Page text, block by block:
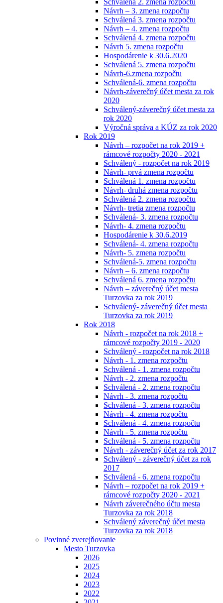
Schválená 2. zmena rozpočtu
Návrh – 3. zmena rozpočtu
Schválená 3. zmena rozpočtu
Návrh – 4. zmena rozpočtu
Schválená 4. zmena rozpočtu
Návrh 5. zmena rozpočtu
Hospodárenie k 30.6.2020
Schválená 5. zmena rozpočtu
Návrh-6.zmena rozpočtu
Schválená-6. zmena rozpočtu
Návrh-záverečný účet mesta za rok
2020
Schválený-záverečný účet mesta za
rok 2020
Výročná správa a KÚZ za rok 2020
Rok 2019
Návrh – rozpočet na rok 2019 +
rámcové rozpočty 2020 - 2021
Schválený - rozpočet na rok 2019
Návrh- prvá zmena rozpočtu
Schválená 1. zmena rozpočtu
Návrh- druhá zmena rozpočtu
Schválená 2. zmena rozpočtu
Návrh- tretia zmena rozpočtu
Schválená- 3. zmena rozpočtu
Návrh- 4. zmena rozpočtu
Hospodárenie k 30.6.2019
Schválená- 4. zmena rozpočtu
Návrh- 5. zmena rozpočtu
Schválená-5. zmena rozpočtu
Návrh – 6. zmena rozpočtu
Schválená 6. zmena rozpočtu
Návrh – záverečný účet mesta
Turzovka za rok 2019
Schválený- záverečný účet mesta
Turzovka za rok 2019
Rok 2018
Návrh - rozpočet na rok 2018 +
rámcové rozpočty 2019 - 2020
Schválený - rozpočet na rok 2018
Návrh - 1. zmena rozpočtu
Schválená - 1. zmena rozpočtu
Návrh - 2. zmena rozpočtu
Schválená - 2. zmena rozpočtu
Návrh - 3. zmena rozpočtu
Schválená - 3. zmena rozpočtu
Návrh - 4. zmena rozpočtu
Schválená - 4. zmena rozpočtu
Návrh - 5. zmena rozpočtu
Schválená - 5. zmena rozpočtu
Návrh - záverečný účet za rok 2017
Schválený - záverečný účet za rok
2017
Schválená - 6. zmena rozpočtu
Návrh – rozpočet na rok 2019 +
rámcové rozpočty 2020 - 2021
Návrh záverečného účtu mesta
Turzovka za rok 2018
Schválený záverečný účet mesta
Turzovka za rok 2018
Povinné zverejňovanie
Mesto Turzovka
2026
2025
2024
2023
2022